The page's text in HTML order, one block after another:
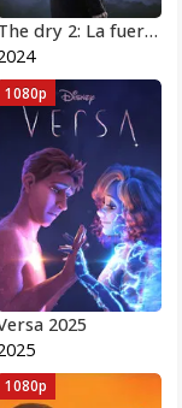
The dry 2: La fuerza de la naturaleza
2025
1080p
1080p